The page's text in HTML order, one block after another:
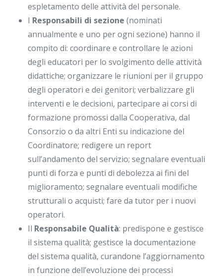
espletamento delle attività del personale.
I Responsabili di sezione(nominati
annualmente e uno per ogni sezione) hanno il
compito di: coordinare e controllare le azioni
degli educatori per lo svolgimento delle attività
didattiche; organizzare le riunioni per il gruppo
degli operatori e dei genitori; verbalizzare gli
interventi e le decisioni, partecipare ai corsi di
formazione promossi dalla Cooperativa, dal
Consorzio o da altri Enti su indicazione del
Coordinatore; redigere un report
sull’andamento del servizio; segnalare eventuali
punti di forza e punti di debolezza ai fini del
miglioramento; segnalare eventuali modifiche
strutturali o acquisti; fare da tutor per i nuovi
operatori.
Il Responsabile Qualità: predispone e gestisce
il sistema qualità; gestisce la documentazione
del sistema qualità, curandone l’aggiornamento
in funzione dell’evoluzione dei processi